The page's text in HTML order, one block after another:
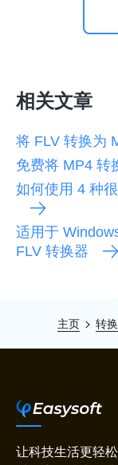
相关文章
将 FLV 转换为
免费将 MP4 转
如何使用 4 种
适用于
FLV 转换器
主页 转
让科技生活更轻